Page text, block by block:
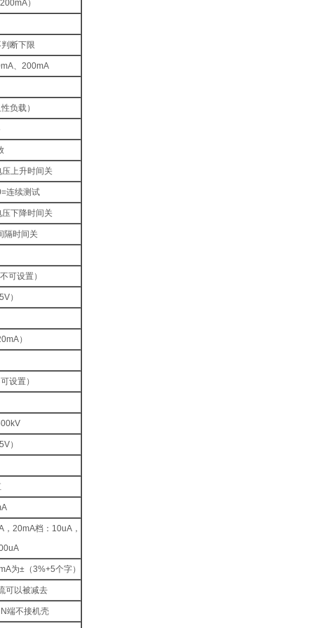
）
断下限
、200mA
负载）
上升时间关
连续测试
下降时间关
隔时间关
可设置）
）
）
设置）
）
20mA档：10uA，
为±（3%+5个字）
可以被减去
端不接机壳